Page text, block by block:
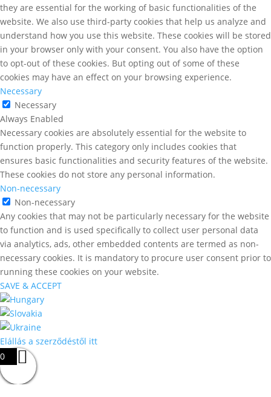
they are essential for the working of basic functionalities of the
website. We also use third-party cookies that help us analyze and
understand how you use this website. These cookies will be stored
in your browser only with your consent. You also have the option
to opt-out of these cookies. But opting out of some of these
cookies may have an effect on your browsing experience.
Necessary
Necessary
Always Enabled
Necessary cookies are absolutely essential for the website to
function properly. This category only includes cookies that
ensures basic functionalities and security features of the website.
These cookies do not store any personal information.
Non-necessary
Non-necessary
Any cookies that may not be particularly necessary for the website
to function and is used specifically to collect user personal data
via analytics, ads, other embedded contents are termed as non-
necessary cookies. It is mandatory to procure user consent prior to
running these cookies on your website.
SAVE & ACCEPT
Elállás a szerződéstől itt
0